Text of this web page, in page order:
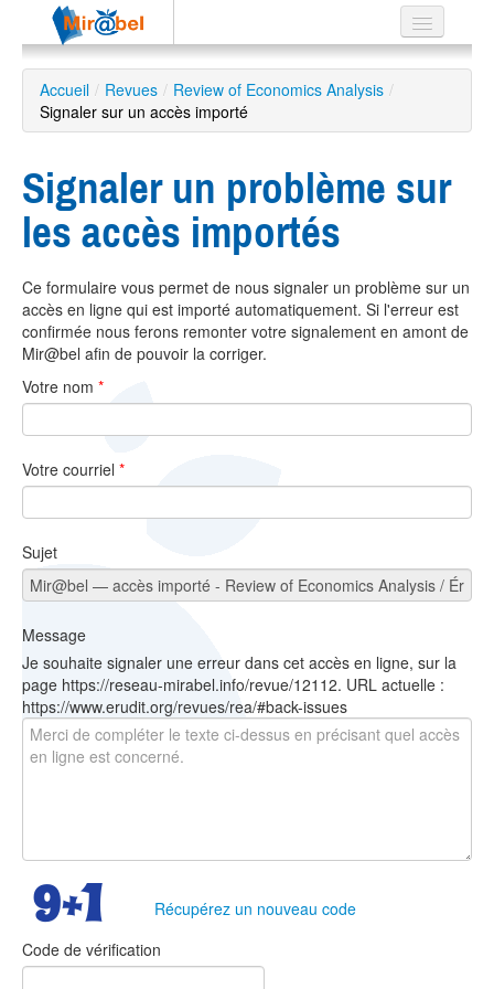
Le réseau
Soutien
avancée
EN
ES
?
Accueil / Revues / Review of Economics Analysis /
Signaler sur un accès importé
Signaler un problème sur
les accès importés
Ce formulaire vous permet de nous signaler un problème sur un
accès en ligne qui est importé automatiquement. Si l'erreur est
confirmée nous ferons remonter votre signalement en amont de
Mir@bel afin de pouvoir la corriger.
Votre nom *
Votre courriel *
Sujet
Message
Je souhaite signaler une erreur dans cet accès en ligne, sur la
page https://reseau-mirabel.info/revue/12112. URL actuelle :
https://www.erudit.org/revues/rea/#back-issues
Récupérez un nouveau code
Code de vérification